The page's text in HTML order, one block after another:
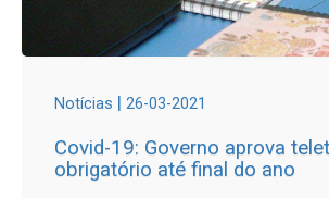
Notícias | 26-03-2021
Covid-19: Governo aprova
obrigatório até final do ano